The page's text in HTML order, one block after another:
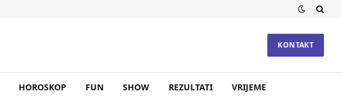
KONTAKT
HOROSKOP FUN SHOW REZULTATI VRIJEME